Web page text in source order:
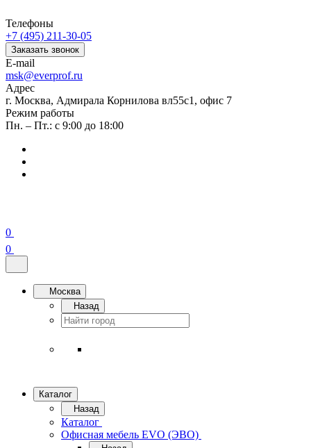
Телефоны
+7 (495) 211-30-05
Заказать звонок
E-mail
msk@everprof.ru
Адрес
г. Москва, Адмирала Корнилова вл55с1, офис 7
Режим работы
Пн. – Пт.: с 9:00 до 18:00
0
0
Москва
Назад
Каталог
Назад
Каталог
Офисная мебель EVO (ЭВО)